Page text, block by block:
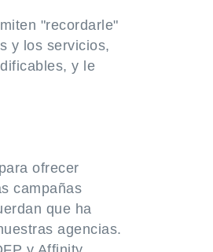
"recordarle"
y los servicios,
y le
ofrecer
campañas
que ha
agencias.